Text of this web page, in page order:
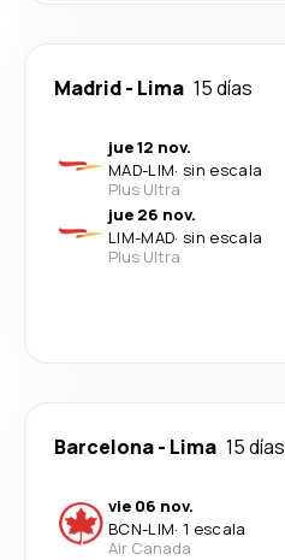
Madrid- Lima 15 días
jue 12 nov.
MAD-LIM· sin escala
Plus Ultra
jue 26 nov.
LIM-MAD· sin escala
Plus Ultra
Barcelona- Lima 15 días
vie 06 nov.
BCN-LIM· 1 escala
Air Canada